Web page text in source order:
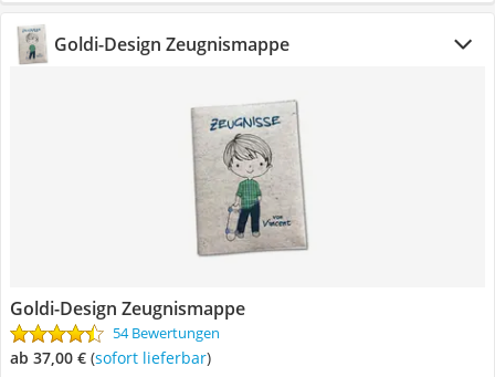
Goldi-Design Zeugnismappe
Goldi-Design Zeugnismappe
54 Bewertungen
ab 37,00 € ( Sofort lieferbar)